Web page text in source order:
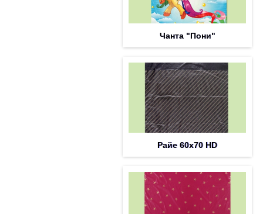
Чанта "Пони"
Райе 60х70 HD